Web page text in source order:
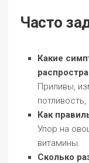
Часто
Какие
Приливы,
Как
Упор на
витамины.
Сколько